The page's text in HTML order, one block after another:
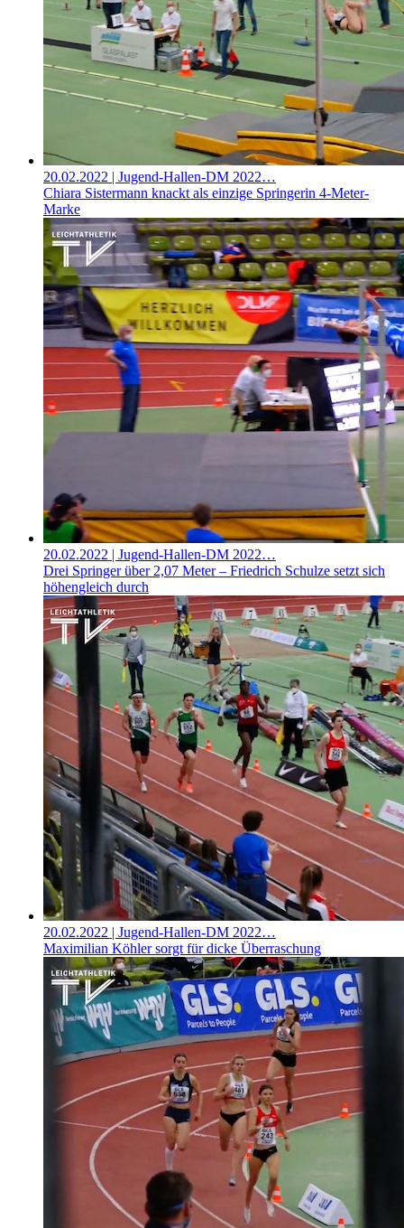
20.02.2022 | Jugend-Hallen-DM 2022…
Chiara Sistermann knackt als einzige Springerin 4-Meter-
Marke
20.02.2022 | Jugend-Hallen-DM 2022…
Drei Springer über 2,07 Meter – Friedrich Schulze setzt sich
höhengleich durch
20.02.2022 | Jugend-Hallen-DM 2022…
Maximilian Köhler sorgt für dicke Überraschung